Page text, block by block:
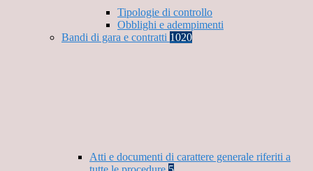
Tipologie di controllo
Obblighi e adempimenti
Bandi di gara e contratti 1020
Atti e documenti di carattere generale riferiti a